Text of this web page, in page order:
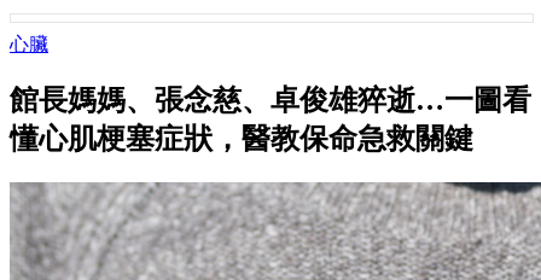
心臟
館長媽媽、張念慈、卓俊雄猝逝…一圖看
懂心肌梗塞症狀，醫教保命急救關鍵